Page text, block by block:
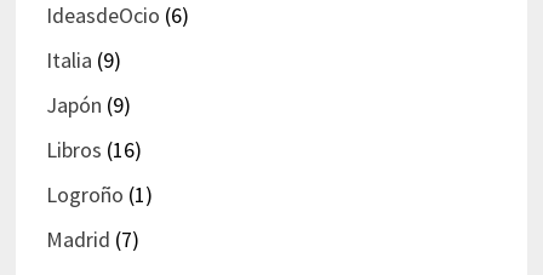
IdeasdeOcio (6)
Italia (9)
Japón (9)
Libros (16)
Logroño (1)
Madrid (7)